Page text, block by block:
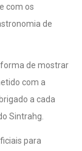
com os
de
de mostrar
com a
a cada
Sintrahg.
para